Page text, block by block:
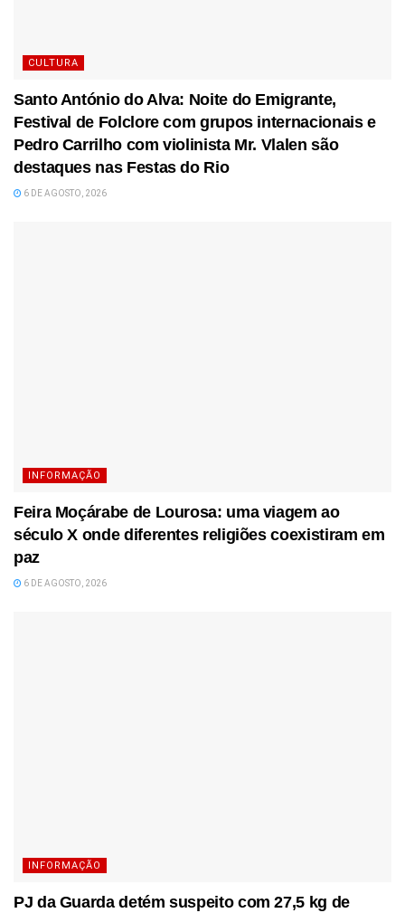
CULTURA
Santo António do Alva: Noite do Emigrante,
Festival de Folclore com grupos internacionais e
Pedro Carrilho com violinista Mr. Vlalen são
destaques nas Festas do Rio
6 DE AGOSTO, 2026
INFORMAÇÃO
Feira Moçárabe de Lourosa: uma viagem ao
século X onde diferentes religiões coexistiram em
paz
6 DE AGOSTO, 2026
INFORMAÇÃO
PJ da Guarda detém suspeito com 27,5 kg de